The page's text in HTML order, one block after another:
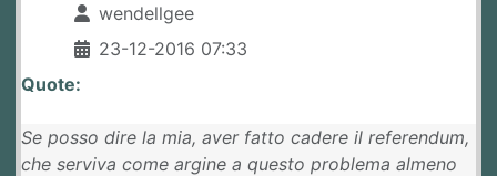
wendellgee
23-12-2016 07:33
Quote:
Se posso dire la mia, aver fatto cadere il referendum,
che serviva come argine a questo problema almeno